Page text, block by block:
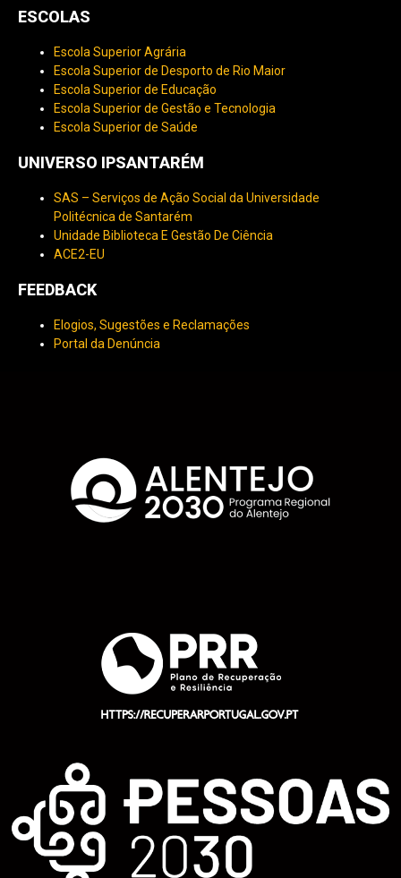
ESCOLAS
Escola Superior Agrária
Escola Superior de Desporto de Rio Maior
Escola Superior de Educação
Escola Superior de Gestão e Tecnologia
Escola Superior de Saúde
UNIVERSO IPSANTARÉM
SAS – Serviços de Ação Social da Universidade
Politécnica de Santarém
Unidade Biblioteca E Gestão De Ciência
ACE2-EU
FEEDBACK
Elogios, Sugestões e Reclamações
Portal da Denúncia